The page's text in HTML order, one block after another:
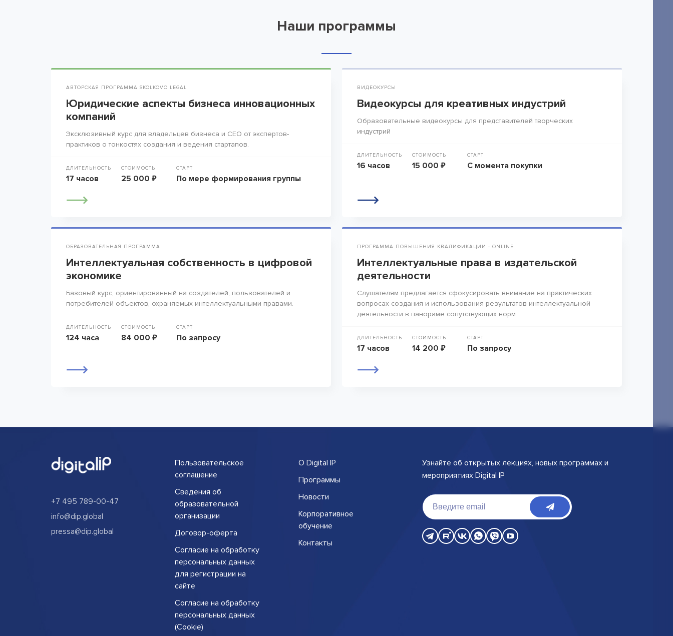
Наши программы
АВТОРСКАЯ ПРОГРАММА SKOLKOVO LEGAL
Юридические аспекты бизнеса инновационных
компаний
Эксклюзивный курс для владельцев бизнеса и СЕО от экспертов-
практиков о тонкостях создания и ведения стартапов.
ДЛИТЕЛЬНОСТЬ
17 часов
СТОИМОСТЬ
25 000 ₽
СТАРТ
По мере формирования группы
ВИДЕОКУРСЫ
Видеокурсы для креативных индустрий
Образовательные видеокурсы для представителей творческих
индустрий
ДЛИТЕЛЬНОСТЬ
16 часов
СТОИМОСТЬ
15 000 ₽
СТАРТ
С момента покупки
ОБРАЗОВАТЕЛЬНАЯ ПРОГРАММА
Интеллектуальная собственность в цифровой
экономике
Базовый курс, ориентированный на создателей, пользователей и
потребителей объектов, охраняемых интеллектуальными правами.
ДЛИТЕЛЬНОСТЬ
124 часа
СТОИМОСТЬ
84 000 ₽
СТАРТ
По запросу
ПРОГРАММА ПОВЫШЕНИЯ КВАЛИФИКАЦИИ - ONLINE
Интеллектуальные права в издательской
деятельности
Слушателям предлагается сфокусировать внимание на практических
вопросах создания и использования результатов интеллектуальной
деятельности в панораме сопутствующих норм.
ДЛИТЕЛЬНОСТЬ
17 часов
СТОИМОСТЬ
14 200 ₽
СТАРТ
По запросу
+7 495 789-00-47
info@dip.global
pressa@dip.global
Пользовательское
соглашение
Сведения об
образовательной
организации
Договор-оферта
Согласие на обработку
персональных данных
для регистрации на
сайте
Согласие на обработку
персональных данных
(Cookie)
О Digital IP
Программы
Новости
Корпоративное
обучение
Контакты
Узнайте об открытых лекциях, новых программах и
мероприятиях Digital IP